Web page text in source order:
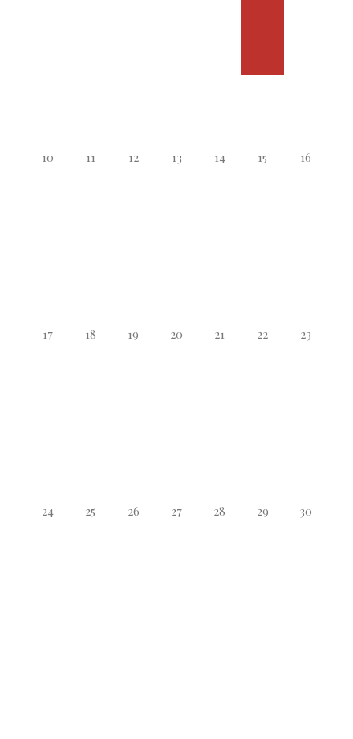
10 11 12 13 14 15 16
17 18 19 20 21 22 23
24 25 26 27 28 29 30